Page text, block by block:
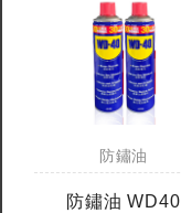
防鏽油
防鏽油 WD40